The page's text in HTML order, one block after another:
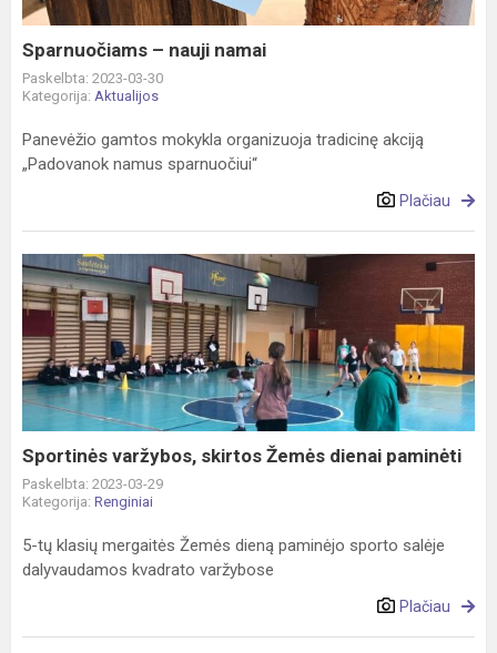
Sparnuočiams – nauji namai
Paskelbta: 2023-03-30
Kategorija: Aktualijos
Panevėžio gamtos mokykla organizuoja tradicinę akciją
„Padovanok namus sparnuočiui“
Plačiau
Sportinės
varžybos,
skirtos
Žemės
dienai
paminėti
Sportinės varžybos, skirtos Žemės dienai paminėti
Paskelbta: 2023-03-29
Kategorija: Renginiai
5-tų klasių mergaitės Žemės dieną paminėjo sporto salėje
dalyvaudamos kvadrato varžybose
Plačiau